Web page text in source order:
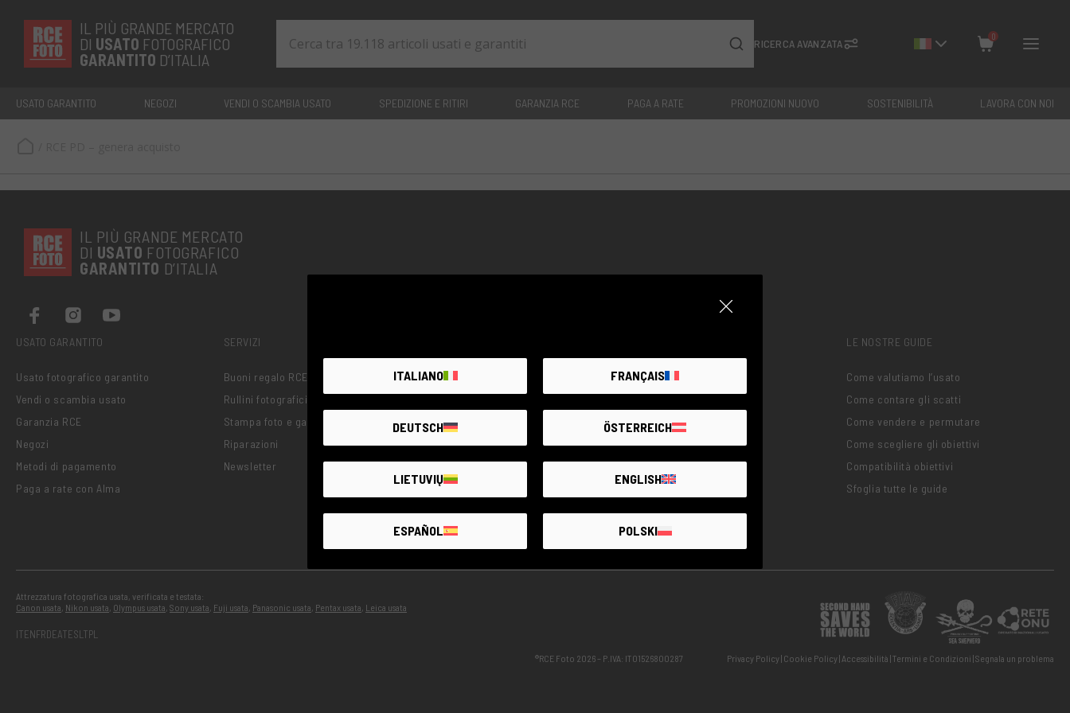
IL PIÙ GRANDE MERCATO
DI USATO FOTOGRAFICO
GARANTITO D’ITALIA
RICERCA AVANZATA
0
Chiudi
USATO GARANTITO NEGOZI VENDI O SCAMBIA USATO SPEDIZIONE E RITIRI GARANZIA RCE PAGA A RATE PROMOZIONI NUOVO SOSTENIBILITÀ LAVORA CON NOI
IL PIÙ GRANDE MERCATO
DI USATO FOTOGRAFICO
GARANTITO D’ITALIA
USATO GARANTITO
Usato fotografico garantito
Vendi o scambia usato
Garanzia RCE
Negozi
Metodi di pagamento
Paga a rate con Alma
SERVIZI
Buoni regalo RCE
Rullini fotografici RCE
Stampa foto e gadget
Riparazioni
Newsletter
Youtubers
Progetti ambientali
Progetti sociali
Sostenibilità
Corso - Fotografare in pellicola
FAQ - Domande Frequenti
Segnala un problema
Reso
Termini e Condizioni
RCE Franchising
Convenzioni
LE NOSTRE GUIDE
Come valutiamo l’usato
Come contare gli scatti
Come vendere e permutare
Come scegliere gli obiettivi
Compatibilità obiettivi
Sfoglia tutte le guide
Attrezzatura fotografica usata, verificata e testata:
Canon usata, Nikon usata, Olympus usata, Sony usata, Fuji usata, Panasonic usata, Pentax usata, Leica usata
ITENFRDEATESLTPL
®RCE Foto 2026 – P.IVA: IT01526800287 Privacy Policy Cookie Policy Accessibilità Termini e Condizioni Segnala un problema
ITALIANO FRANÇAIS
DEUTSCH ÖSTERREICH
LIETUVIŲ ENGLISH
ESPAÑOL POLSKI